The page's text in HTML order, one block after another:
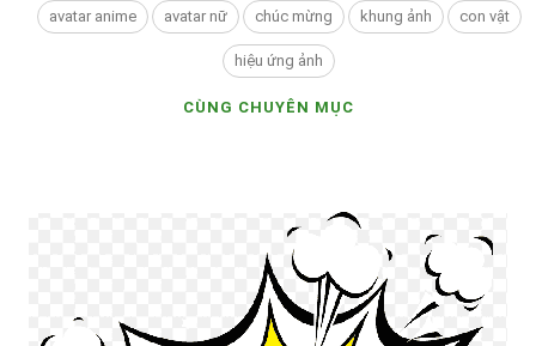
avatar anime avatar nữ chúc mừng khung ảnh con vật
hiệu ứng ảnh
CÙNG CHUYÊN MỤC